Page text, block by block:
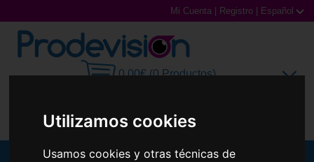
Utilizamos cookies
Usamos cookies y otras técnicas de
Mi Cuenta Registro Español
0,00€ (0 Productos)